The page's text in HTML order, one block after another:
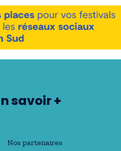
savoir +
Nos partenaires